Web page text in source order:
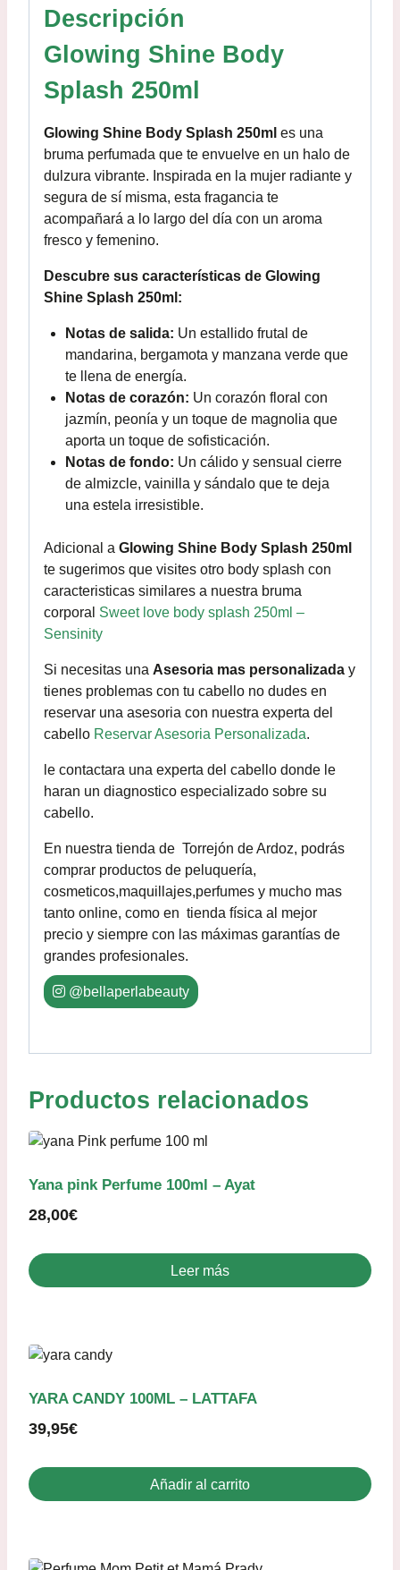
Descripción
Glowing Shine Body
Splash 250ml
Glowing Shine Body Splash 250ml es una
bruma perfumada que te envuelve en un halo de
dulzura vibrante. Inspirada en la mujer radiante y
segura de sí misma, esta fragancia te
acompañará a lo largo del día con un aroma
fresco y femenino.
Descubre sus características de Glowing
Shine Splash 250ml:
Notas de salida: Un estallido frutal de
mandarina, bergamota y manzana verde que
te llena de energía.
Notas de corazón: Un corazón floral con
jazmín, peonía y un toque de magnolia que
aporta un toque de sofisticación.
Notas de fondo: Un cálido y sensual cierre
de almizcle, vainilla y sándalo que te deja
una estela irresistible.
Adicional a Glowing Shine Body Splash 250ml
te sugerimos que visites otro body splash con
caracteristicas similares a nuestra bruma
corporal Sweet love body splash 250ml –
Sensinity
Si necesitas una Asesoria mas personalizada y
tienes problemas con tu cabello no dudes en
reservar una asesoria con nuestra experta del
cabello Reservar Asesoria Personalizada.
le contactara una experta del cabello donde le
haran un diagnostico especializado sobre su
cabello.
En nuestra tienda de Torrejón de Ardoz, podrás
comprar productos de peluquería,
cosmeticos,maquillajes,perfumes y mucho mas
tanto online, como en tienda física al mejor
precio y siempre con las máximas garantías de
grandes profesionales.
@bellaperlabeauty
Productos relacionados
Yana pink Perfume 100ml – Ayat
28,00€
Leer más
YARA CANDY 100ML – LATTAFA
39,95€
Añadir al carrito